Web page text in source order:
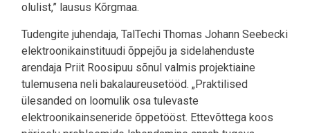
olulist,” lausus Kõrgmaa.
Tudengite juhendaja, TalTechi Thomas Johann Seebecki
elektroonikainstituudi õppejõu ja sidelahenduste
arendaja Priit Roosipuu sõnul valmis projektiaine
tulemusena neli bakalaureusetööd. „Praktilised
ülesanded on loomulik osa tulevaste
elektroonikainseneride õppetööst. Ettevõttega koos